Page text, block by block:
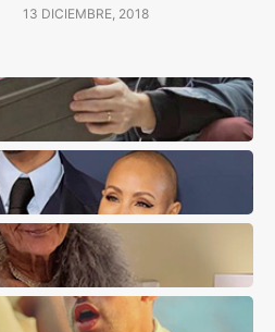
13 DICIEMBRE, 2018